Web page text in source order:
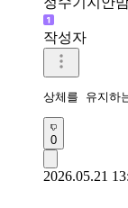
작성자
상체를 유지하
0
2026.05.21